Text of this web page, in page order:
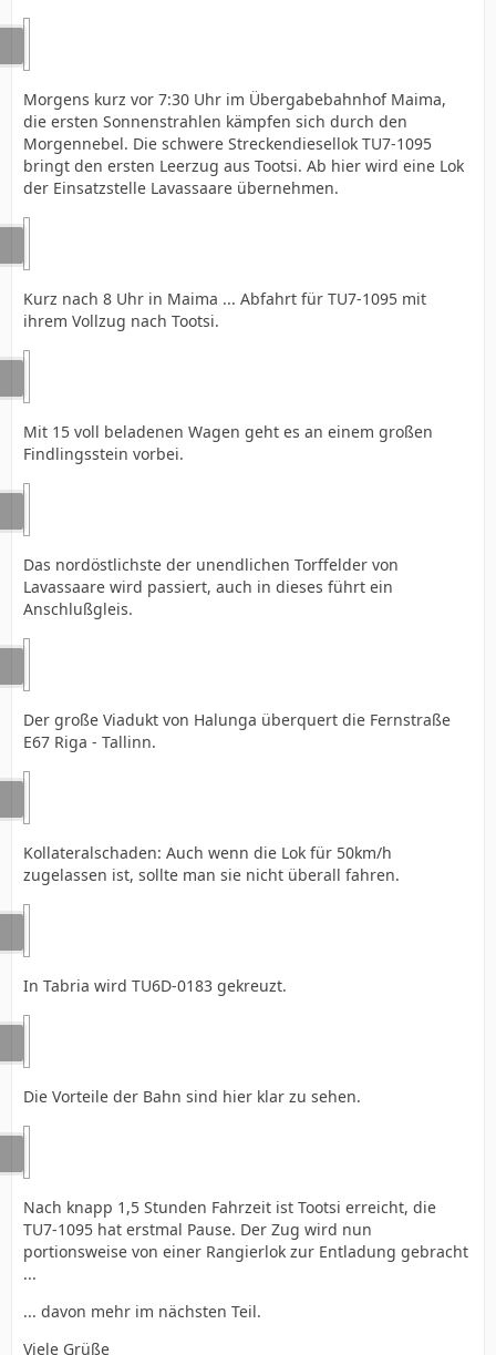
Morgens kurz vor 7:30 Uhr im Übergabebahnhof Maima,
die ersten Sonnenstrahlen kämpfen sich durch den
Morgennebel. Die schwere Streckendiesellok TU7-1095
bringt den ersten Leerzug aus Tootsi. Ab hier wird eine Lok
der Einsatzstelle Lavassaare übernehmen.
Kurz nach 8 Uhr in Maima ... Abfahrt für TU7-1095 mit
ihrem Vollzug nach Tootsi.
Mit 15 voll beladenen Wagen geht es an einem großen
Findlingsstein vorbei.
Das nordöstlichste der unendlichen Torffelder von
Lavassaare wird passiert, auch in dieses führt ein
Anschlußgleis.
Der große Viadukt von Halunga überquert die Fernstraße
E67 Riga - Tallinn.
Kollateralschaden: Auch wenn die Lok für 50km/h
zugelassen ist, sollte man sie nicht überall fahren.
In Tabria wird TU6D-0183 gekreuzt.
Die Vorteile der Bahn sind hier klar zu sehen.
Nach knapp 1,5 Stunden Fahrzeit ist Tootsi erreicht, die
TU7-1095 hat erstmal Pause. Der Zug wird nun
portionsweise von einer Rangierlok zur Entladung gebracht
...
... davon mehr im nächsten Teil.
Viele Grüße